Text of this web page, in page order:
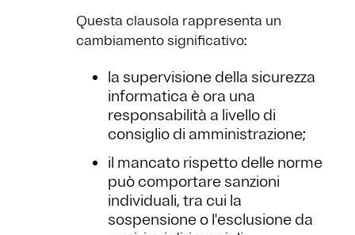
Questa clausola rappresenta un
cambiamento significativo:
la supervisione della sicurezza
informatica è ora una
responsabilità a livello di
consiglio di amministrazione;
il mancato rispetto delle norme
può comportare sanzioni
individuali, tra cui la
sospensione o l'esclusione da